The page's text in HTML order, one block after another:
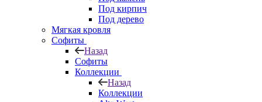
Под кирпич
Под дерево
Мягкая кровля
Софиты
Назад
Софиты
Коллекции
Назад
Коллекции